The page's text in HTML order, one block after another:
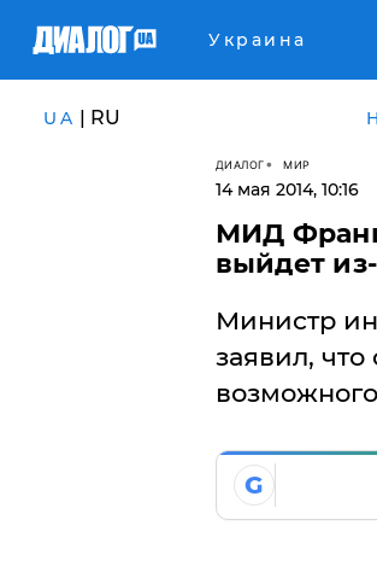
Украина
UA | RU
ДИАЛОГ МИР
14 мая 2014, 10:16
МИД
выйдет
​Министр
заявил,
G